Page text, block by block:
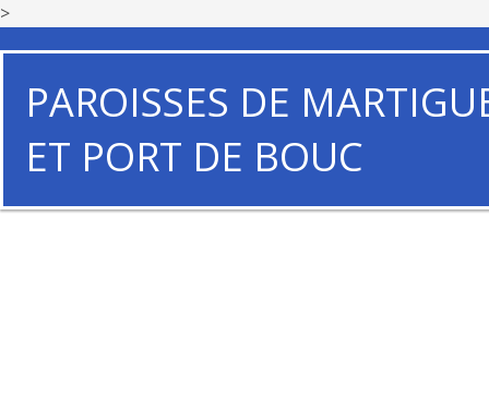
>
PAROISSES DE
ET PORT DE BOUC